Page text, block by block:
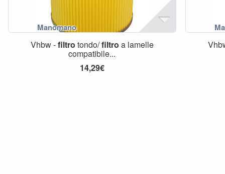
Vhbw -filtro tondo/filtro a lamelle
compatibile...
14,29€